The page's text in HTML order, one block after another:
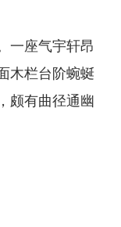
一座气宇轩昂
木栏台阶蜿蜒
颇有曲径通幽